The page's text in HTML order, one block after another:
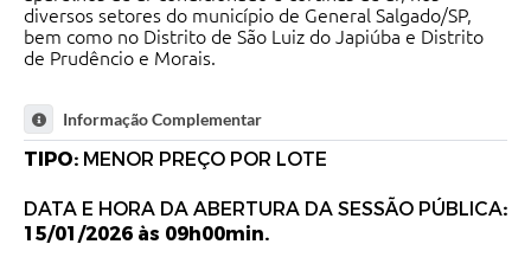
diversos setores do município de General Salgado/SP,
bem como no Distrito de São Luiz do Japiúba e Distrito
de Prudêncio e Morais.
Informação Complementar
TIPO: MENOR PREÇO POR LOTE
DATA E HORA DA ABERTURA DA SESSÃO PÚBLICA:
15/01/2026 às 09h00min.